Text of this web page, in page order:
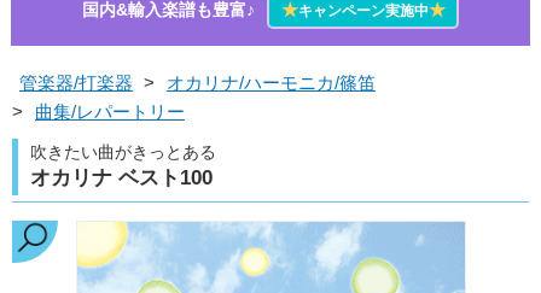
国内&輸入楽譜も豊富♪
★キャンペーン実施中★
管楽器/打楽器 >
オカリナ/ハーモニカ/篠笛
>
曲集/レパートリー
吹きたい曲がきっとある
オカリナ ベスト100